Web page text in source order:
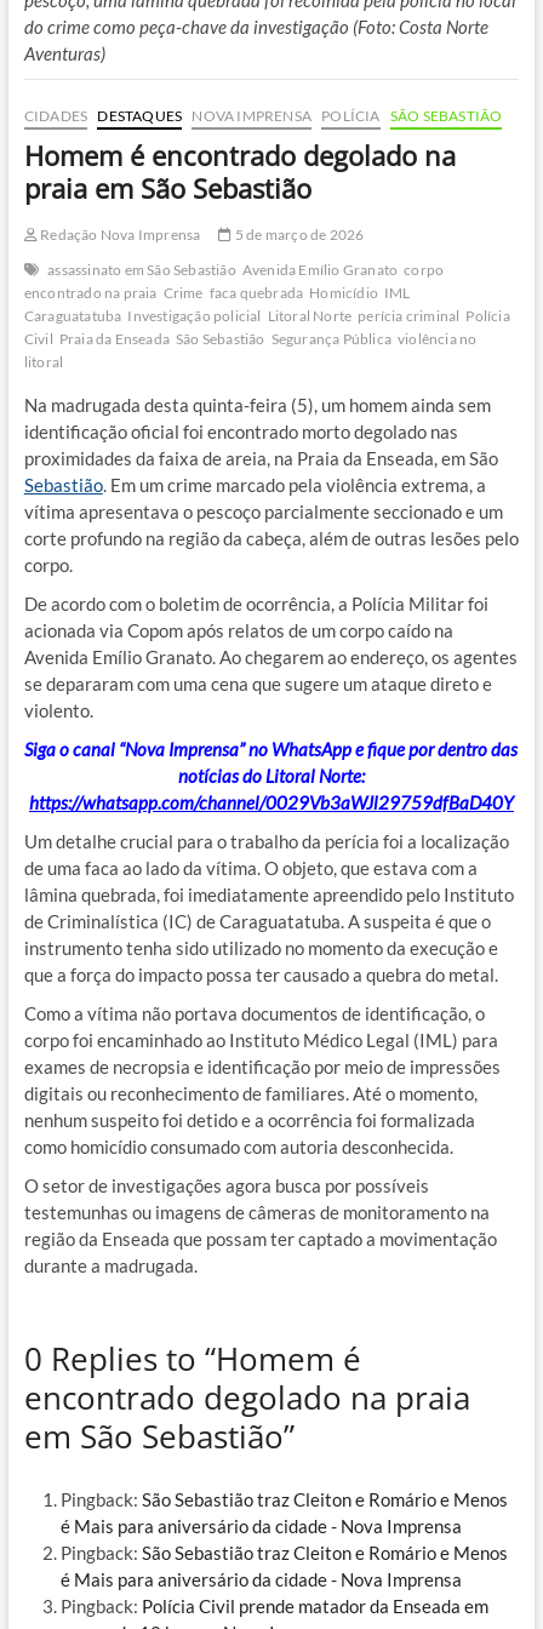
do crime como peça-chave da investigação (Foto: Costa Norte
Aventuras)
CIDADES DESTAQUES NOVA IMPRENSA POLÍCIA SÃO SEBASTIÃO
Homem é encontrado degolado na
praia em São Sebastião
Redação Nova Imprensa
5 de março de 2026
assassinato em São Sebastião Avenida Emílio Granato corpo
encontrado na praia Crime faca quebrada Homicídio IML
Caraguatatuba Investigação policial Litoral Norte perícia criminal Polícia
Civil Praia da Enseada São Sebastião Segurança Pública violência no
litoral
Na madrugada desta quinta-feira (5), um homem ainda sem
identificação oficial foi encontrado morto degolado nas
proximidades da faixa de areia, na Praia da Enseada, em São
Sebastião. Em um crime marcado pela violência extrema, a
vítima apresentava o pescoço parcialmente seccionado e um
corte profundo na região da cabeça, além de outras lesões pelo
corpo.
De acordo com o boletim de ocorrência, a Polícia Militar foi
acionada via Copom após relatos de um corpo caído na
Avenida Emílio Granato. Ao chegarem ao endereço, os agentes
se depararam com uma cena que sugere um ataque direto e
violento.
Siga o canal “Nova Imprensa” no WhatsApp e fique por dentro das
notícias do Litoral Norte:
https://whatsapp.com/channel/0029Vb3aWJl29759dfBaD40Y
Um detalhe crucial para o trabalho da perícia foi a localização
de uma faca ao lado da vítima. O objeto, que estava com a
lâmina quebrada, foi imediatamente apreendido pelo Instituto
de Criminalística (IC) de Caraguatatuba. A suspeita é que o
instrumento tenha sido utilizado no momento da execução e
que a força do impacto possa ter causado a quebra do metal.
Como a vítima não portava documentos de identificação, o
corpo foi encaminhado ao Instituto Médico Legal (IML) para
exames de necropsia e identificação por meio de impressões
digitais ou reconhecimento de familiares. Até o momento,
nenhum suspeito foi detido e a ocorrência foi formalizada
como homicídio consumado com autoria desconhecida.
O setor de investigações agora busca por possíveis
testemunhas ou imagens de câmeras de monitoramento na
região da Enseada que possam ter captado a movimentação
durante a madrugada.
0 Replies to “Homem é
encontrado degolado na praia
em São Sebastião”
Pingback: São Sebastião traz Cleiton e Romário e Menos
é Mais para aniversário da cidade - Nova Imprensa
Pingback: São Sebastião traz Cleiton e Romário e Menos
é Mais para aniversário da cidade - Nova Imprensa
Pingback: Polícia Civil prende matador da Enseada em